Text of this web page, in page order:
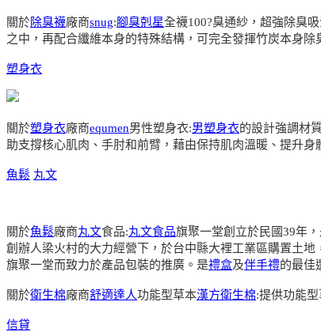
關於除臭襪廠商snug:腳臭剋星全襪100?臭通紗，超強除臭
之中，再配合纖維本身的特殊結構，可完全發揮竹炭本身
塑身衣
關於塑身衣廠商equmen男性塑身衣:男塑身衣的設計強調材
助支撐核心肌肉、手肘和前臂，藉由保持肌肉溫暖、提升
魚鬆 丸文
關於魚鬆廠商丸文食品:丸文食品旗聚一堂創立於民國39年
創辦人梁火村的大力經營下，於台中縣大裡工業區購置土
旗聚一堂而致力於產品包裝的推廣。是禮盒及伴手禮的最佳
關於衛生棉廠商舒適達人功能型草本漢方衛生棉:提供功能
信貸